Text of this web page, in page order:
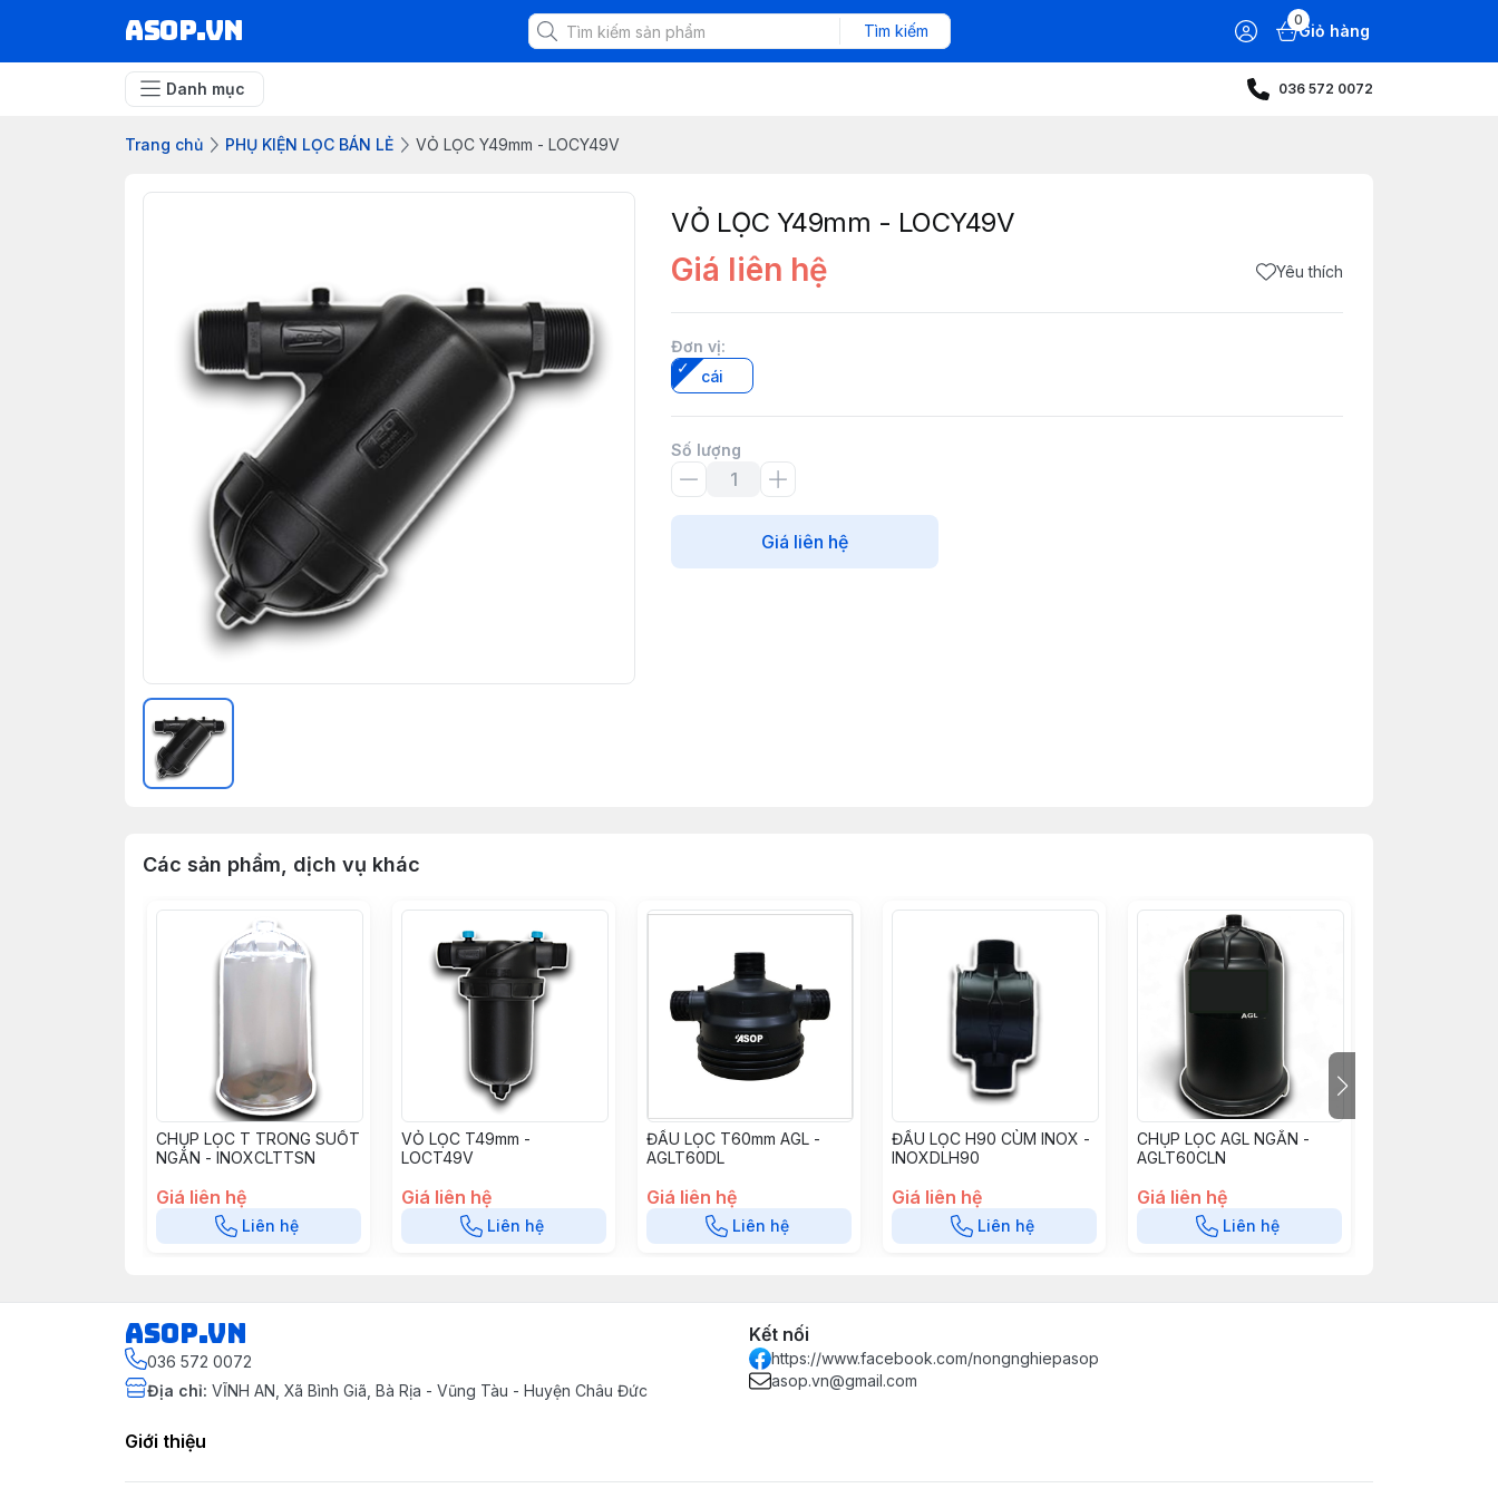
asop.vn Tìm kiếm
0
Giỏ hàng
Danh mục 036 572 0072
Trang chủ PHỤ KIỆN LỌC BÁN LẺ VỎ LỌC Y49mm - LOCY49V
VỎ LỌC Y49mm - LOCY49V
Giá liên hệ Yêu thích
Đơn vị:
cái
Số lượng
Giá liên hệ
Các sản phẩm, dịch vụ khác
CHỤP LỌC T TRONG SUỐT
NGẮN - INOXCLTTSN
Giá liên hệ
Liên hệ
VỎ LỌC T49mm -
LOCT49V
Giá liên hệ
Liên hệ
ĐẦU LỌC T60mm AGL -
AGLT60DL
Giá liên hệ
Liên hệ
ĐẦU LỌC H90 CÙM INOX -
INOXDLH90
Giá liên hệ
Liên hệ
CHỤP LỌC AGL NGẮN -
AGLT60CLN
Giá liên hệ
Liên hệ
asop.vn
036 572 0072
Địa chỉ: VĨNH AN, Xã Bình Giã, Bà Rịa - Vũng Tàu - Huyện Châu Đức
Kết nối
https://www.facebook.com/nongnghiepasop
asop.vn@gmail.com
Giới thiệu